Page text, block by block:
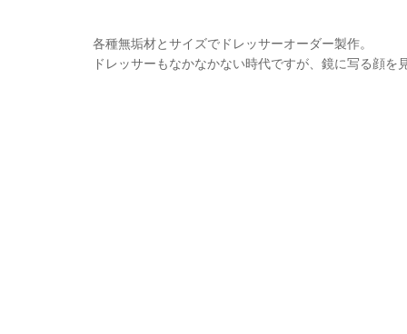
各種無垢材とサイズでドレッサーオーダー製作。
ドレッサーもなかなかない時代ですが、鏡に写る顔を